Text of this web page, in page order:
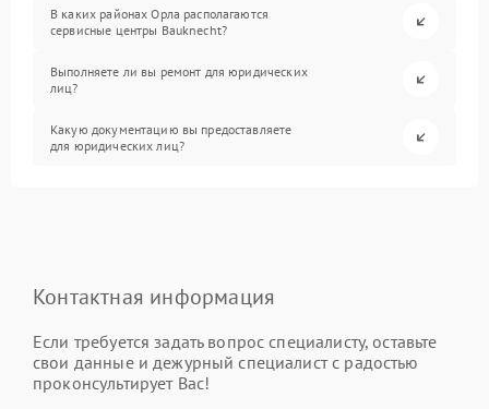
В каких районах Орла располагаются
сервисные центры Bauknecht?
Выполняете ли вы ремонт для юридических
лиц?
Какую документацию вы предоставляете
для юридических лиц?
Контактная информация
Если требуется задать вопрос специалисту, оставьте
свои данные и дежурный специалист с радостью
проконсультирует Вас!